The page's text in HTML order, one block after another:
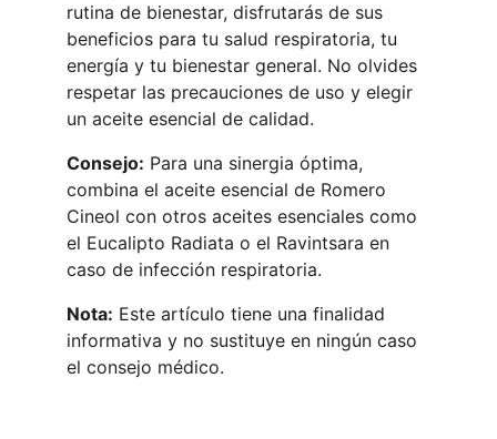
rutina de bienestar, disfrutarás de sus
beneficios para tu salud respiratoria, tu
energía y tu bienestar general. No olvides
respetar las precauciones de uso y elegir
un aceite esencial de calidad.
Consejo: Para una sinergia óptima,
combina el aceite esencial de Romero
Cineol con otros aceites esenciales como
el Eucalipto Radiata o el Ravintsara en
caso de infección respiratoria.
Nota: Este artículo tiene una finalidad
informativa y no sustituye en ningún caso
el consejo médico.